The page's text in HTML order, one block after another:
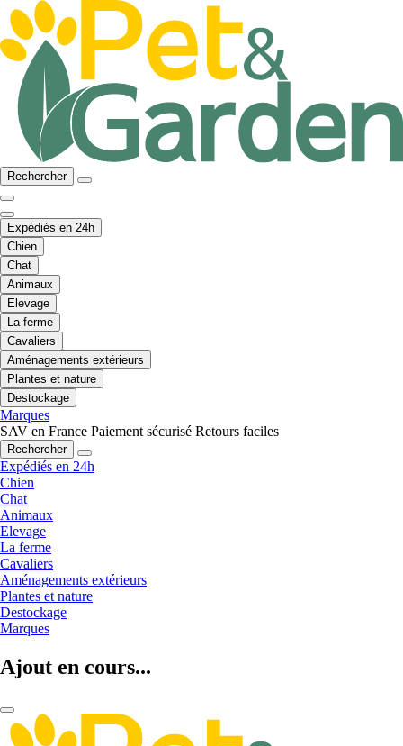
Rechercher
Expédiés en 24h
Chien
Chat
Animaux
Elevage
La ferme
Cavaliers
Aménagements extérieurs
Plantes et nature
Destockage
Marques
SAV en France Paiement sécurisé Retours faciles
Rechercher
Expédiés en 24h
Chien
Chat
Animaux
Elevage
La ferme
Cavaliers
Aménagements extérieurs
Plantes et nature
Destockage
Marques
Ajout en cours...